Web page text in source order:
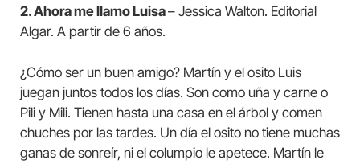
2. Ahora me llamo Luisa– Jessica Walton. Editorial
Algar. A partir de 6 años.
¿Cómo ser un buen amigo? Martín y el osito Luis
juegan juntos todos los días. Son como uña y carne o
Pili y Mili. Tienen hasta una casa en el árbol y comen
chuches por las tardes. Un día el osito no tiene muchas
ganas de sonreír, ni el columpio le apetece. Martín le